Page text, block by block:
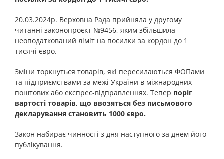
20.03.2024р. Верховна Рада прийняла у другому
читанні законопроєкт №9456, яким збільшила
неоподаткований ліміт на посилки за кордон до 1
тисячі євро.
Зміни торкнуться товарів, які пересилаються ФОПами
та підприємствами за межі України в міжнародних
поштових або експрес-відправленнях. Тепер поріг
вартості товарів, що ввозяться без письмового
декларування становить 1000 євро.
Закон набирає чинності з дня наступного за днем його
публікування.